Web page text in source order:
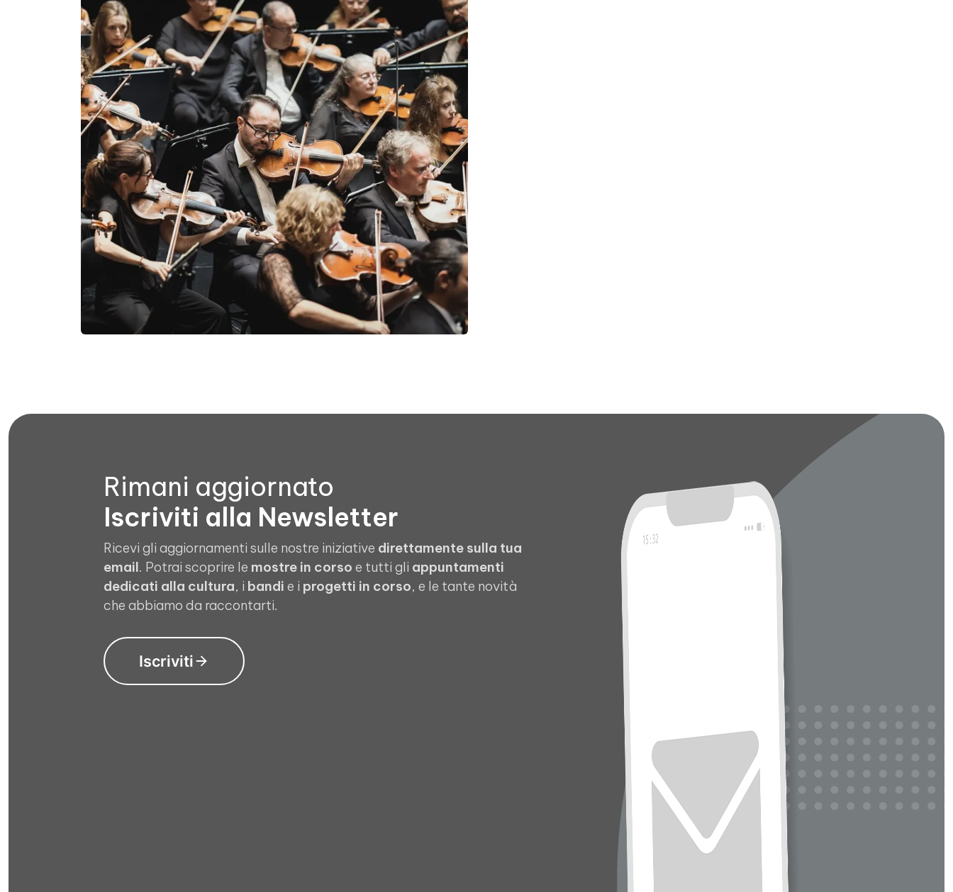
Rimani aggiornato
Iscriviti alla Newsletter
Ricevi gli aggiornamenti sulle nostre iniziative direttamente sulla tua
email. Potrai scoprire le mostre in corso e tutti gli appuntamenti
dedicati alla cultura, i bandi e i progetti in corso, e le tante novità
che abbiamo da raccontarti.
Iscriviti